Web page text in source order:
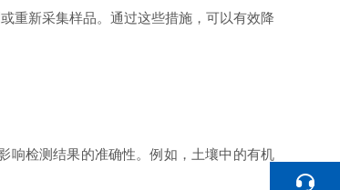
重新采集样品。通过这些措施，可以有效降
检测结果的准确性。例如，土壤中的有机